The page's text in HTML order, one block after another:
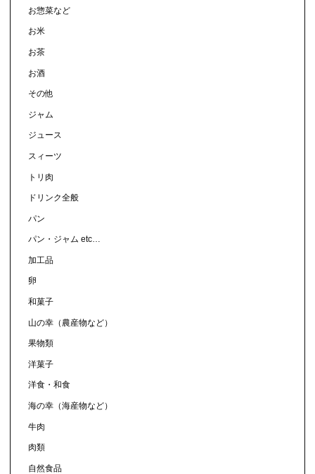
お惣菜など
お米
お茶
お酒
その他
ジャム
ジュース
スィーツ
トリ肉
ドリンク全般
パン
パン・ジャム etc…
加工品
卵
和菓子
山の幸（農産物など）
果物類
洋菓子
洋食・和食
海の幸（海産物など）
牛肉
肉類
自然食品